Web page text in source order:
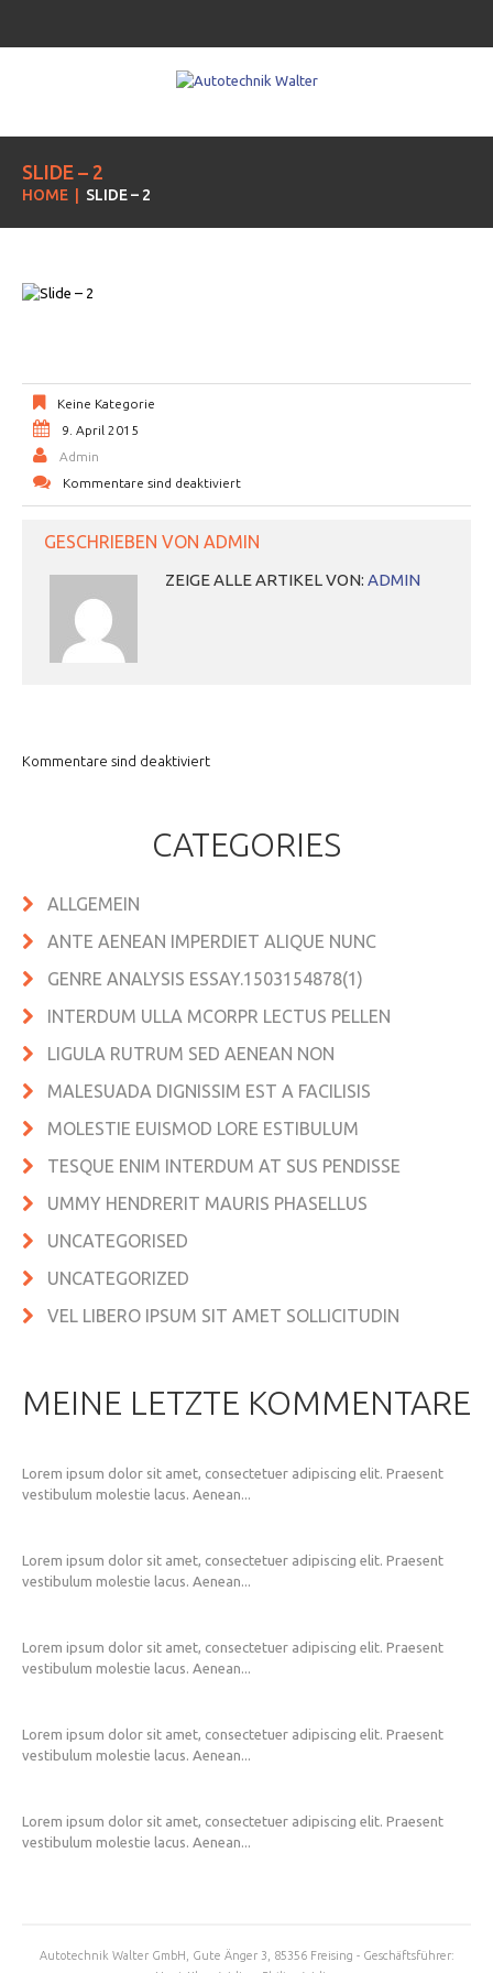
SLIDE – 2
HOME SLIDE – 2
Keine Kategorie
9. April 2015
Admin
Kommentare sind deaktiviert
GESCHRIEBEN VON ADMIN
ZEIGE ALLE ARTIKEL VON: ADMIN
Kommentare sind deaktiviert
CATEGORIES
ALLGEMEIN
ANTE AENEAN IMPERDIET ALIQUE NUNC
GENRE ANALYSIS ESSAY.1503154878(1)
INTERDUM ULLA MCORPR LECTUS PELLEN
LIGULA RUTRUM SED AENEAN NON
MALESUADA DIGNISSIM EST A FACILISIS
MOLESTIE EUISMOD LORE ESTIBULUM
TESQUE ENIM INTERDUM AT SUS PENDISSE
UMMY HENDRERIT MAURIS PHASELLUS
UNCATEGORISED
UNCATEGORIZED
VEL LIBERO IPSUM SIT AMET SOLLICITUDIN
MEINE LETZTE KOMMENTARE
Lorem ipsum dolor sit amet, consectetuer adipiscing elit. Praesent
vestibulum molestie lacus. Aenean...
Lorem ipsum dolor sit amet, consectetuer adipiscing elit. Praesent
vestibulum molestie lacus. Aenean...
Lorem ipsum dolor sit amet, consectetuer adipiscing elit. Praesent
vestibulum molestie lacus. Aenean...
Lorem ipsum dolor sit amet, consectetuer adipiscing elit. Praesent
vestibulum molestie lacus. Aenean...
Lorem ipsum dolor sit amet, consectetuer adipiscing elit. Praesent
vestibulum molestie lacus. Aenean...
Autotechnik Walter GmbH, Gute Änger 3, 85356 Freising - Geschäftsführer: